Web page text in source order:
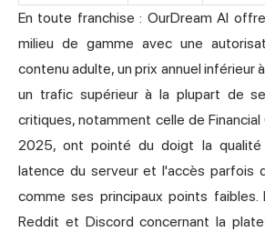
En toute franchise : OurDream AI
milieu de gamme avec une
contenu adulte, un prix annuel inférieur
un trafic supérieur à la plupart de
critiques, notamment celle de
2025, ont pointé du doigt la qualité
latence du serveur et l'accès parfois
comme ses principaux points faibles.
Reddit et Discord concernant la